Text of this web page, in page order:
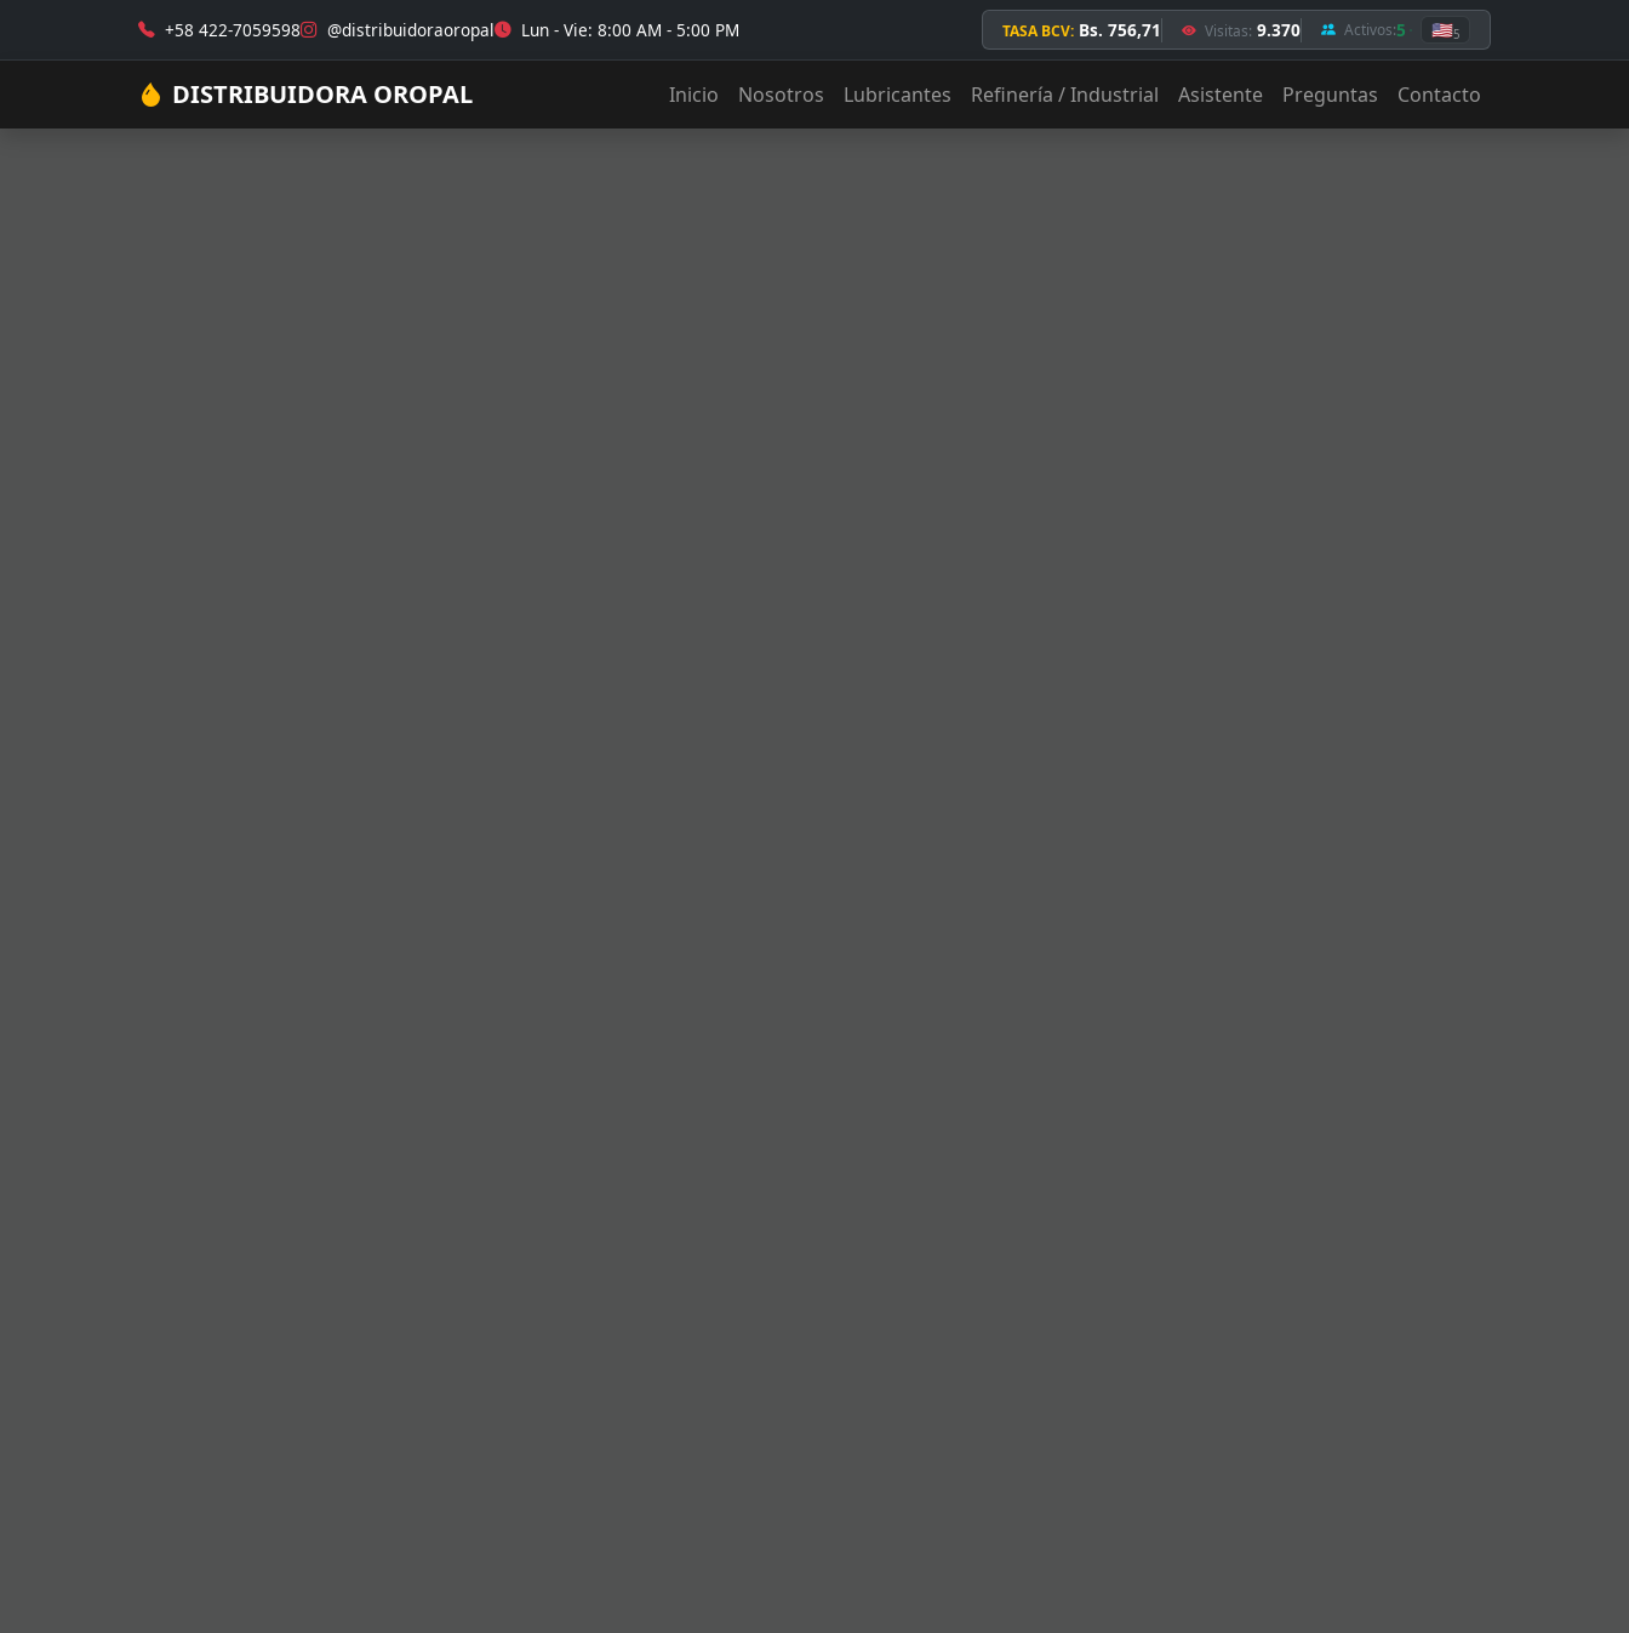
+58 422-7059598 @distribuidoraoropal Lun - Vie: 8:00 AM - 5:00 PM TASA BCV: Bs. 756,71 Visitas: 9.370 Activos:5 🇺🇸5
DISTRIBUIDORA OROPAL Inicio Nosotros Lubricantes Refinería / Industrial Asistente Preguntas Contacto